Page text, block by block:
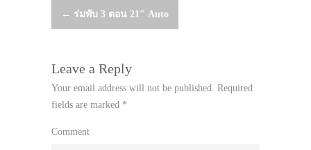
Post
← ร่มพับ 3 ตอน 21″ Auto
Leave a Reply
Your email address will not be published. Required
fields are marked *
Comment